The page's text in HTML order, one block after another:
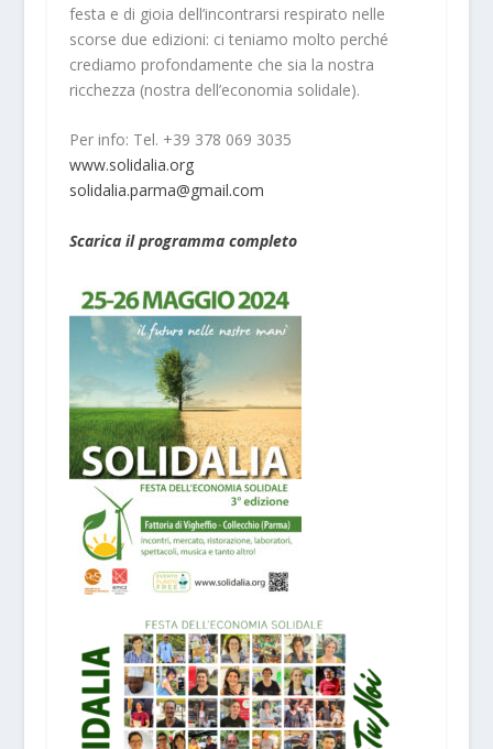
festa e di gioia dell’incontrarsi respirato nelle
scorse due edizioni: ci teniamo molto perché
crediamo profondamente che sia la nostra
ricchezza (nostra dell’economia solidale).
Per info: Tel. +39 378 069 3035
www.solidalia.org
solidalia.parma@gmail.com
Scarica il programma completo